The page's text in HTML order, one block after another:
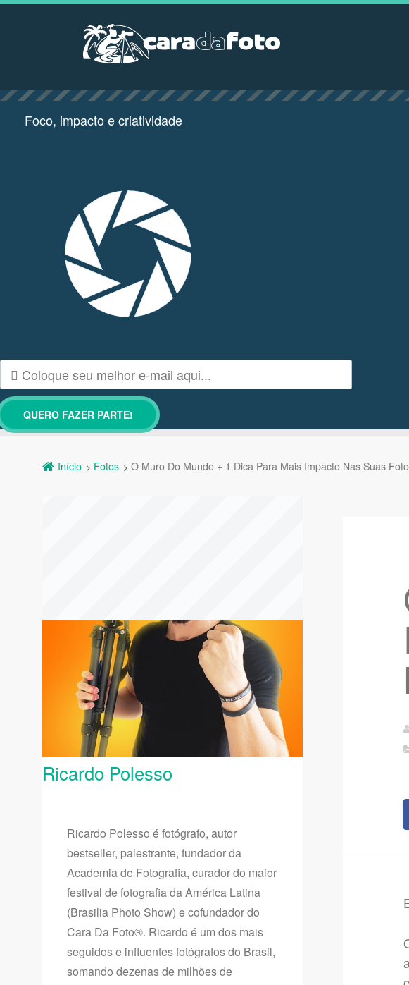
Foco, impacto e criatividade
Início Fotos O Muro Do Mundo + 1 Dica Para Mais Impacto Nas Suas
Ricardo Polesso
Ricardo Polesso é fotógrafo, autor
bestseller, palestrante, fundador da
Academia de Fotografia, curador do maior
festival de fotografia da América Latina
(Brasilia Photo Show) e cofundador do
Cara Da Foto®. Ricardo é um dos mais
seguidos e influentes fotógrafos do Brasil,
somando dezenas de milhões de